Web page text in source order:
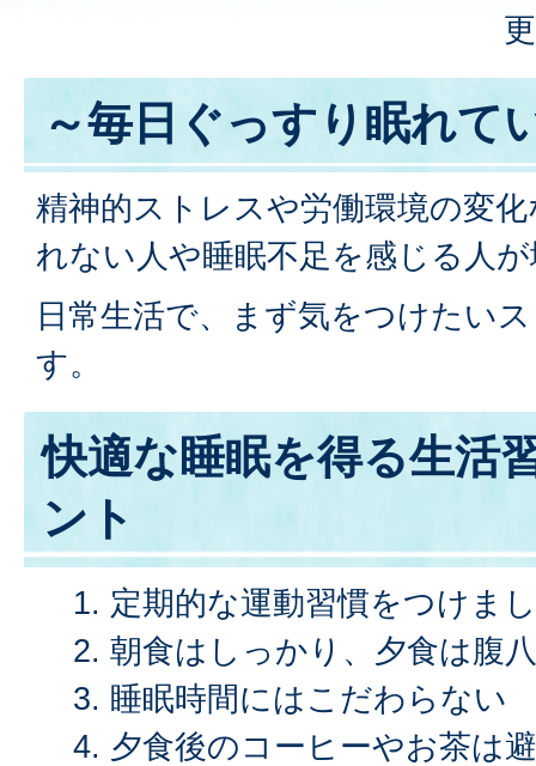
～毎日ぐっすり眠れて
精神的ストレスや労働環境の変
れない人や睡眠不足を感じる人
日常生活で、まず気をつけたい
す。
快適な睡眠を得る生活
ント
定期的な運動習慣をつけま
朝食はしっかり、夕食は腹
睡眠時間にはこだわらない
夕食後のコーヒーやお茶は